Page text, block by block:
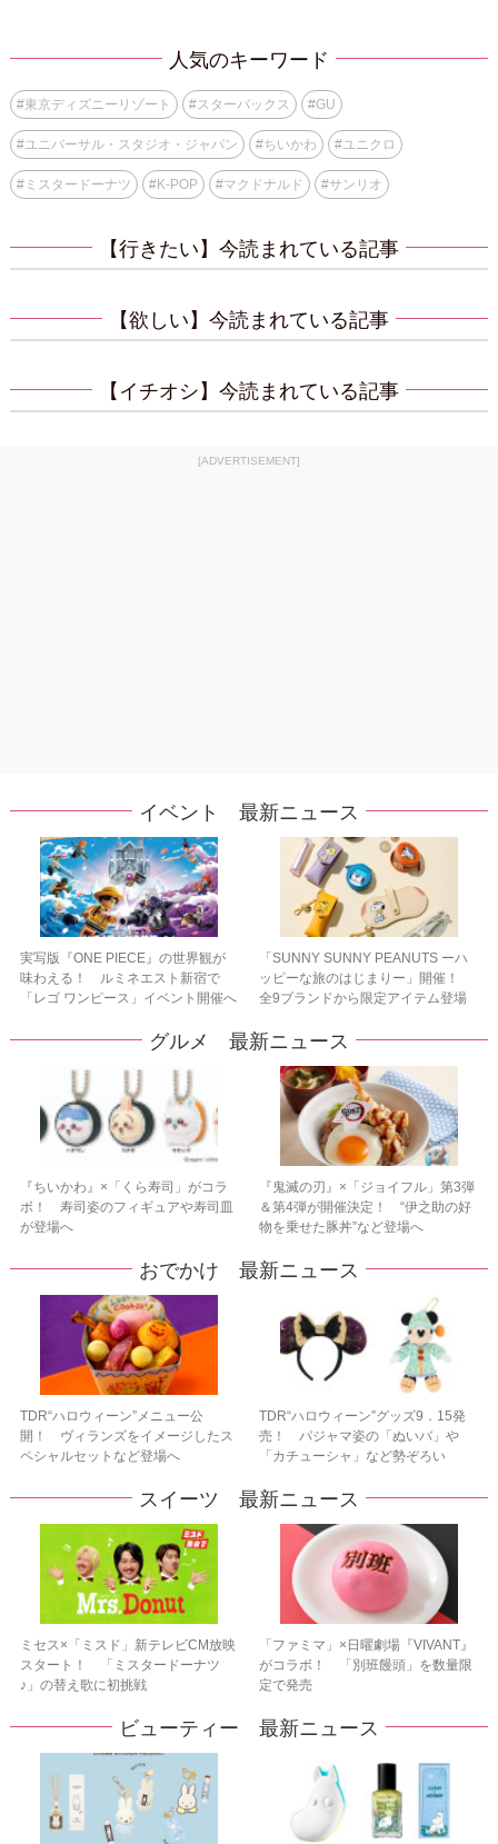
人気のキーワード
#東京ディズニーリゾート #スターバックス #GU
#ユニバーサル・スタジオ・ジャパン #ちいかわ #ユニクロ
#ミスタードーナツ #K-POP #マクドナルド #サンリオ
【行きたい】今読まれている記事
【欲しい】今読まれている記事
【イチオシ】今読まれている記事
[ADVERTISEMENT]
イベント 最新ニュース
実写版『ONE PIECE』の世界観が
味わえる！ ルミネエスト新宿で
「レゴ ワンピース」イベント開催へ
「SUNNY SUNNY PEANUTS ーハ
ッピーな旅のはじまりー」開催！
全9ブランドから限定アイテム登場
グルメ 最新ニュース
『ちいかわ』×「くら寿司」がコラ
ボ！ 寿司姿のフィギュアや寿司皿
が登場へ
『鬼滅の刃』×「ジョイフル」第3弾
＆第4弾が開催決定！ “伊之助の好
物を乗せた豚丼”など登場へ
おでかけ 最新ニュース
TDR“ハロウィーン”メニュー公
開！ ヴィランズをイメージしたス
ペシャルセットなど登場へ
TDR“ハロウィーン”グッズ9．15発
売！ パジャマ姿の「ぬいバ」や
「カチューシャ」など勢ぞろい
スイーツ 最新ニュース
ミセス×「ミスド」新テレビCM放映
スタート！ 「ミスタードーナツ
♪」の替え歌に初挑戦
「ファミマ」×日曜劇場『VIVANT』
がコラボ！ 「別班饅頭」を数量限
定で発売
ビューティー 最新ニュース